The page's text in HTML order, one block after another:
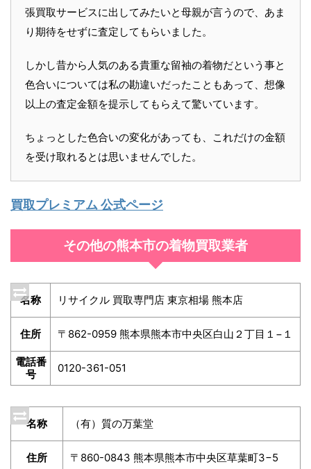
張買取サービスに出してみたいと母親が言うので、あま
り期待をせずに査定してもらいました。
しかし昔から人気のある貴重な留袖の着物だという事と
色合いについては私の勘違いだったこともあって、想像
以上の査定金額を提示してもらえて驚いています。
ちょっとした色合いの変化があっても、これだけの金額
を受け取れるとは思いませんでした。
買取プレミアム 公式ページ
その他の熊本市の着物買取業者
名称 リサイクル 買取専門店 東京相場 熊本店
住所 〒862-0959 熊本県熊本市中央区白山２丁目１−１
電話番
号
0120-361-051
名称 （有）質の万葉堂
住所 〒860-0843 熊本県熊本市中央区草葉町3−5